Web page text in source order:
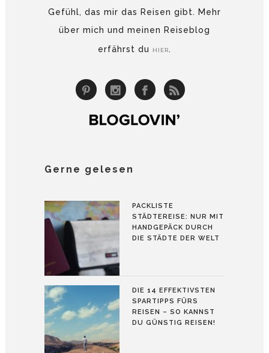
Gefühl, das mir das Reisen gibt. Mehr
über mich und meinen Reiseblog
erfährst du
HIER.
Gerne gelesen
PACKLISTE
STÄDTEREISE: NUR MIT
HANDGEPÄCK DURCH
DIE STÄDTE DER WELT
DIE 14 EFFEKTIVSTEN
SPARTIPPS FÜRS
REISEN – SO KANNST
DU GÜNSTIG REISEN!